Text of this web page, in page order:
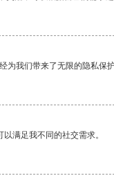
为我们带来了无限的隐私保护
满足我不同的社交需求。